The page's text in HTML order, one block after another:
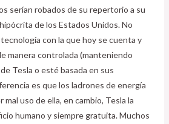
serían robados de su repertorio a su
de los Estados Unidos. No
con la que hoy se cuenta y
manera controlada (manteniendo
Tesla o esté basada en sus
es que los ladrones de energía
mal uso de ella, en cambio, Tesla la
humano y siempre gratuita. Muchos